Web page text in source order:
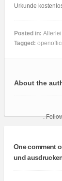
Urkunde
Posted in: Allerlei
Tagged:
About the
.
One comment
und